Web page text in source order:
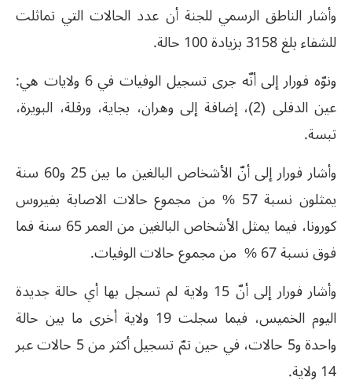
وأشار الناطق الرسمي للجنة أن عدد الحالات التي تماثلت
للشفاء بلغ 3158 بزيادة 100 حالة.
ونوّه فورار إلى أنّه جرى تسجيل الوفيات في 6 ولايات هي:
عين الدفلى (2)، إضافة إلى وهران، بجاية، ورقلة، البويرة،
تبسة.
وأشار فورار إلى أنّ الأشخاص البالغين ما بين 25 و60 سنة
يمثلون نسبة 57 % من مجموع حالات الاصابة بفيروس
كورونا، فيما يمثل الأشخاص البالغين من العمر 65 سنة فما
فوق نسبة 67 % من مجموع حالات الوفيات.
وأشار فورار إلى أنّ 15 ولاية لم تسجل بها أي حالة جديدة
اليوم الخميس، فيما سجلت 19 ولاية أخرى ما بين حالة
واحدة و5 حالات، في حين تمّ تسجيل أكثر من 5 حالات عبر
14 ولاية.